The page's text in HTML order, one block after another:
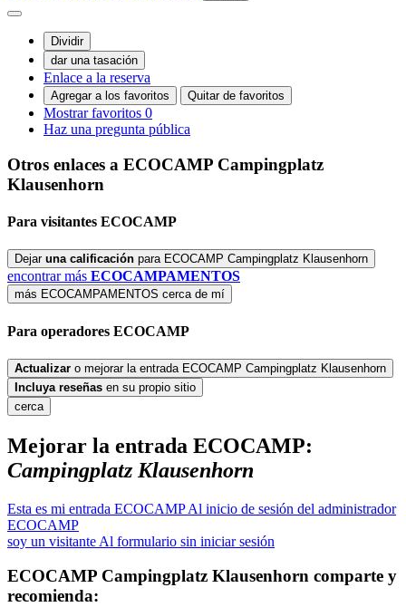
Dividir
dar una tasación
Enlace a la reserva
Agregar a los favoritos Quitar de favoritos
Mostrar favoritos 0
Haz una pregunta pública
Otros enlaces a ECOCAMP Campingplatz
Klausenhorn
Para visitantes ECOCAMP
Dejar una calificación para ECOCAMP Campingplatz Klausenhorn
encontrar más ECOCAMPAMENTOS
más ECOCAMPAMENTOS cerca de mí
Para operadores ECOCAMP
Actualizar o mejorar la entrada ECOCAMP Campingplatz Klausenhorn
Incluya reseñas en su propio sitio
cerca
Mejorar la entrada ECOCAMP:
Campingplatz Klausenhorn
Esta es mi entrada ECOCAMPAl inicio de sesión del administrador
ECOCAMP
soy un visitante Al formulario sin iniciar sesión
ECOCAMP Campingplatz Klausenhorn comparte y
recomienda: